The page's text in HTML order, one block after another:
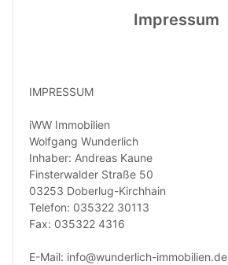
Impressum
IMPRESSUM
iWW Immobilien
Wolfgang Wunderlich
Inhaber: Andreas Kaune
Finsterwalder Straße 50
03253 Doberlug-Kirchhain
Telefon: 035322 30113
Fax: 035322 4316
E-Mail: info@wunderlich-immobilien.de